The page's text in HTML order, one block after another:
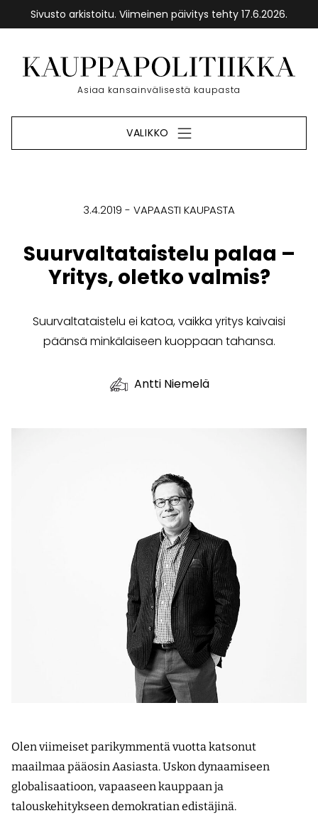
Sivusto arkistoitu. Viimeinen päivitys tehty 17.6.2026.
sisältöön
Etusivu
Asiaa kansainvälisestä kaupasta
VALIKKO
3.4.2019 VAPAASTI KAUPASTA
Suurvaltataistelu palaa –
Yritys, oletko valmis?
Suurvaltataistelu ei katoa, vaikka yritys kaivaisi
päänsä minkälaiseen kuoppaan tahansa.
Antti Niemelä
Olen viimeiset parikymmentä vuotta katsonut
maailmaa pääosin Aasiasta. Uskon dynaamiseen
globalisaatioon, vapaaseen kauppaan ja
talouskehitykseen demokratian edistäjinä.